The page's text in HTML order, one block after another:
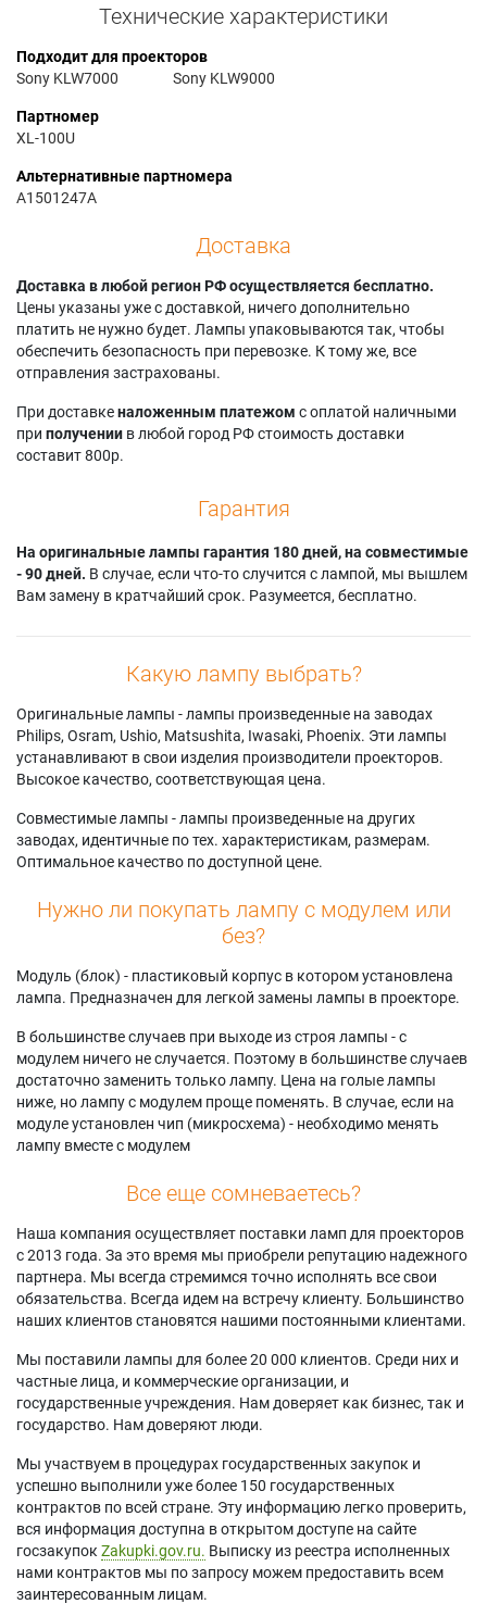
Технические характеристики
Подходит для проекторов
Sony KLW7000
Sony KLW9000
Партномер
XL-100U
Альтернативные партномера
A1501247A
Доставка
Доставка в любой регион РФ осуществляется бесплатно.
Цены указаны уже с доставкой, ничего дополнительно
платить не нужно будет. Лампы упаковываются так, чтобы
обеспечить безопасность при перевозке. К тому же, все
отправления застрахованы.
При доставкеналоженным платежом с оплатой наличными
при получении в любой город РФ стоимость доставки
составит 800р.
Гарантия
На оригинальные лампы гарантия 180 дней, на совместимые
- 90 дней. В случае, если что-то случится с лампой, мы вышлем
Вам замену в кратчайший срок. Разумеется, бесплатно.
Какую лампу выбрать?
Оригинальные лампы - лампы произведенные на заводах
Philips, Osram, Ushio, Matsushita, Iwasaki, Phoenix. Эти лампы
устанавливают в свои изделия производители проекторов.
Высокое качество, соответствующая цена.
Совместимые лампы - лампы произведенные на других
заводах, идентичные по тех. характеристикам, размерам.
Оптимальное качество по доступной цене.
Нужно ли покупать лампу с модулем или
без?
Модуль (блок) - пластиковый корпус в котором установлена
лампа. Предназначен для легкой замены лампы в проекторе.
В большинстве случаев при выходе из строя лампы - с
модулем ничего не случается. Поэтому в большинстве случаев
достаточно заменить только лампу. Цена на голые лампы
ниже, но лампу с модулем проще поменять. В случае, если на
модуле установлен чип (микросхема) - необходимо менять
лампу вместе с модулем
Все еще сомневаетесь?
Наша компания осуществляет поставки ламп для проекторов
с 2013 года. За это время мы приобрели репутацию надежного
партнера. Мы всегда стремимся точно исполнять все свои
обязательства. Всегда идем на встречу клиенту. Большинство
наших клиентов становятся нашими постоянными клиентами.
Мы поставили лампы для более 20 000 клиентов. Среди них и
частные лица, и коммерческие организации, и
государственные учреждения. Нам доверяет как бизнес, так и
государство. Нам доверяют люди.
Мы участвуем в процедурах государственных закупок и
успешно выполнили уже более 150 государственных
контрактов по всей стране. Эту информацию легко проверить,
вся информация доступна в открытом доступе на сайте
госзакупок Zakupki.gov.ru. Выписку из реестра исполненных
нами контрактов мы по запросу можем предоставить всем
заинтересованным лицам.